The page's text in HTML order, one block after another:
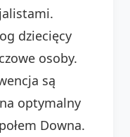
dziecięcy
osoby.
są
optymalny
Downa.